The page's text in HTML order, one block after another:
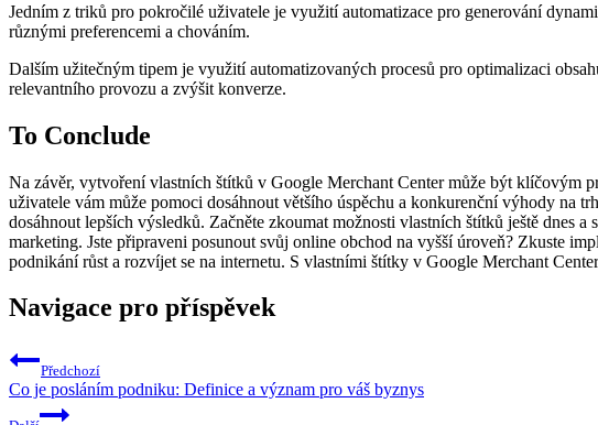
Jedním z triků pro pokročilé uživatele je využití automatizace pro generování
různými preferencemi a chováním.
Dalším užitečným tipem je využití automatizovaných procesů pro optimalizaci
relevantního provozu a zvýšit konverze.
To Conclude
Na závěr, vytvoření vlastních štítků v Google Merchant Center může být klíčovým
uživatele vám může pomoci dosáhnout většího úspěchu a konkurenční výhody na
dosáhnout lepších výsledků. Začněte zkoumat možnosti vlastních štítků ještě
marketing. Jste připraveni posunout svůj online obchod na vyšší úroveň? Zkuste
podnikání růst a rozvíjet se na internetu. S vlastními štítky v Google Merchant
Navigace pro příspěvek
Předchozí
Co je posláním podniku: Definice a význam pro váš byznys